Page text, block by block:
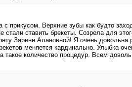
прикусом. Верхние зубы как будто
стали ставить брекеты. Созрела для
Зарине Алановной! Я очень довольна
меняется кардинально. Улыбка
такое количество процедур. Всем